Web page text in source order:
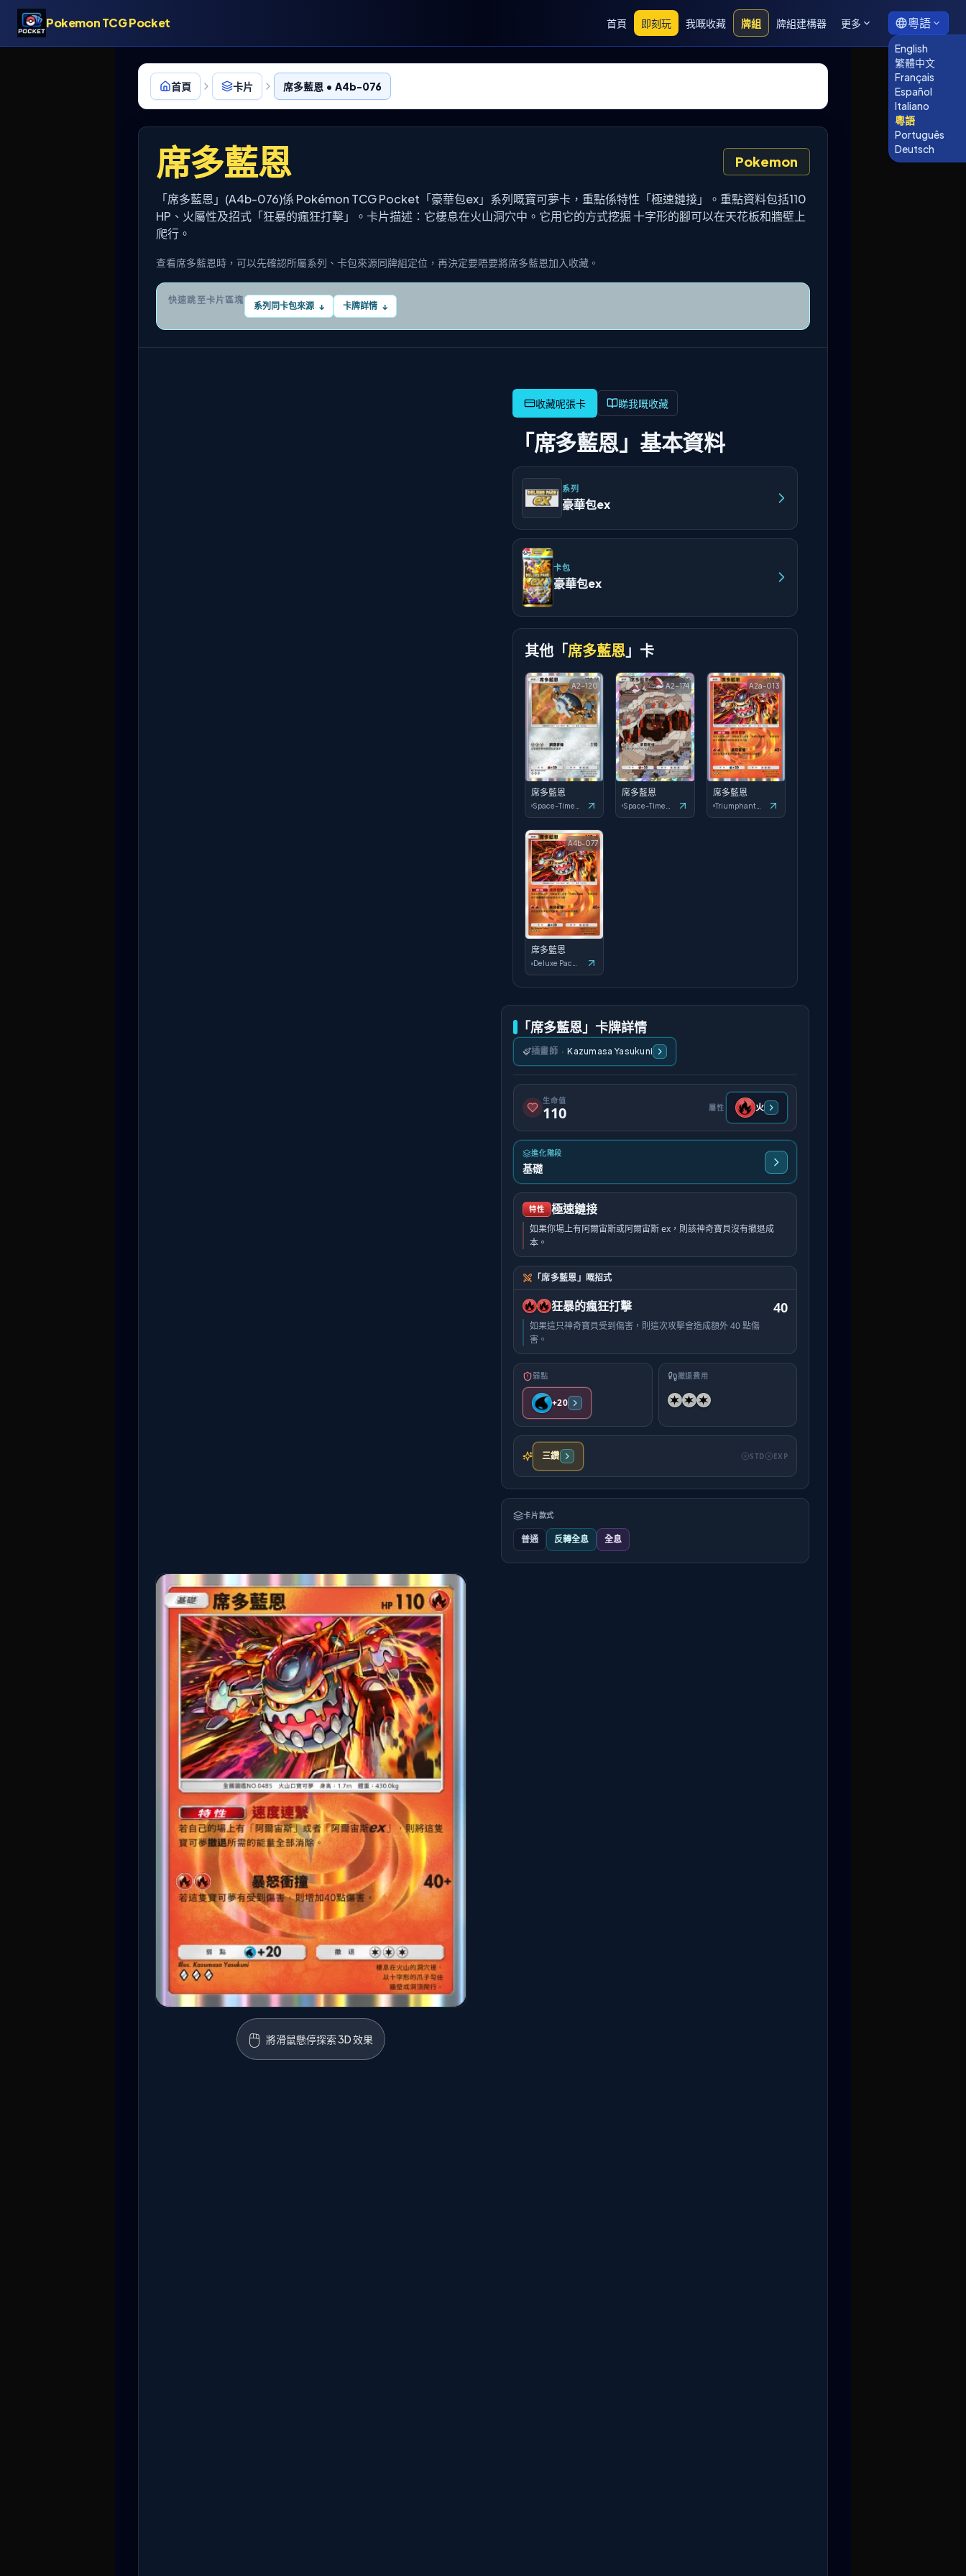
Pokemon TCG Pocket 首頁 即刻玩 我嘅收藏 牌組 牌組建構器 更多 粵語
English
繁體中文
Français
Español
Italiano
粵語
Português
Deutsch
首頁 卡片 席多藍恩 • A4b-076
席多藍恩 Pokemon
「席多藍恩」(A4b-076)係 Pokémon TCG Pocket「豪華包ex」系列嘅寶可夢卡，重點係特性「極速鏈接」。重點資料包括110
HP、火屬性及招式「狂暴的瘋狂打擊」。卡片描述：它棲息在火山洞穴中。它用它的方式挖掘 十字形的腳可以在天花板和牆壁上
爬行。
查看席多藍恩時，可以先確認所屬系列、卡包來源同牌組定位，再決定要唔要將席多藍恩加入收藏。
快速跳至卡片區塊
系列同卡包來源 ↓ 卡牌詳情 ↓
🖱️ 將滑鼠懸停探索 3D 效果
睇我嘅收藏
「席多藍恩」基本資料
系列
豪華包ex
卡包
豪華包ex
其他「席多藍恩 」卡
A2-120
席多藍恩
A2-174
席多藍恩
A2a-013
席多藍恩
Triumphant Light
A4b-077
席多藍恩
「席多藍恩」卡牌詳情
插畫師 · Kazumasa Yasukuni
生命值
110 屬性 火
進化階段
基礎
特性 極速鏈接
如果你場上有阿爾宙斯或阿爾宙斯 ex，則該神奇寶貝沒有撤退成
本。
「席多藍恩」嘅招式
狂暴的瘋狂打擊
如果這只神奇寶貝受到傷害，則這次攻擊會造成額外 40 點傷
害。
40
弱點
+20
撤退費用
三鑽 STD EXP
卡片款式
普通 反轉全息 全息